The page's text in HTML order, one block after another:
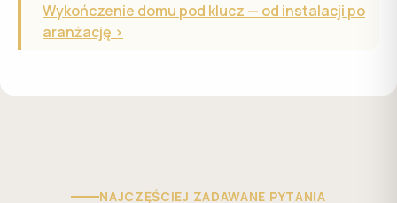
Wykończenie domu pod klucz — od instalacji po
aranżację >
NAJCZĘŚCIEJ ZADAWANE PYTANIA